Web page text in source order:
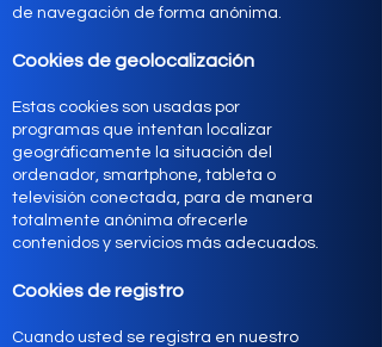
de navegación de forma anónima.
Cookies de geolocalización
Estas cookies son usadas por
programas que intentan localizar
geográficamente la situación del
ordenador, smartphone, tableta o
televisión conectada, para de manera
totalmente anónima ofrecerle
contenidos y servicios más adecuados.
Cookies de registro
Cuando usted se registra en nuestro